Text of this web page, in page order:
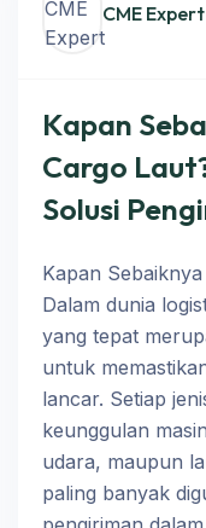
CME Expert
Kapan
Cargo
Solusi
Kapan
Dalam dunia
yang tepat
untuk
lancar. Setiap
keunggulan
udara, maupun
paling banyak